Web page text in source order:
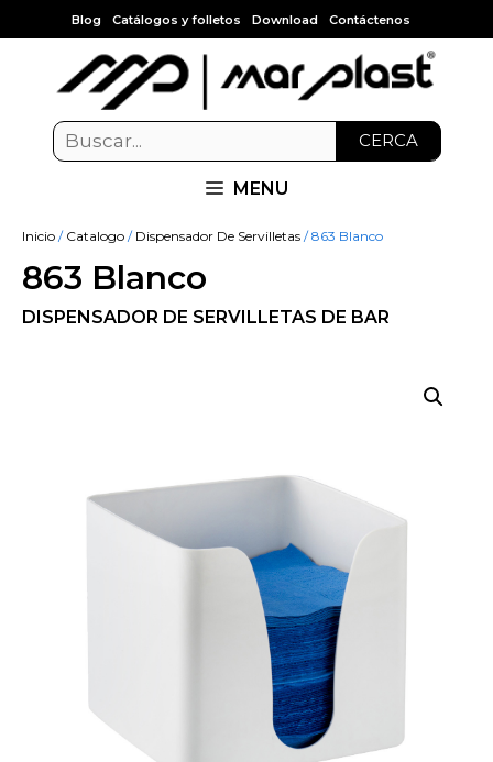
Blog Catálogos y folletos Download Contáctenos
CERCA
MENU
Inicio / Catalogo / Dispensador De Servilletas / 863 Blanco
863 Blanco
DISPENSADOR DE SERVILLETAS DE BAR